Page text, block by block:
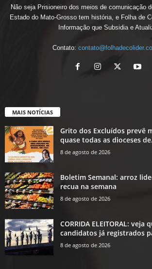
Não seja Prisioneiro dos meios de comunicação
Estado do Mato-Grosso tem história, e Folha de
Informação que Subsidia e
Contato:
MAIS NOTÍCIAS
Grito dos Excluídos prevê
quase todas as dioceses
8 de agosto de 2026
Boletim Semanal: arroz
recua na semana
8 de agosto de 2026
CORRIDA ELEITORAL: veja
candidatos já registrados
8 de agosto de 2026